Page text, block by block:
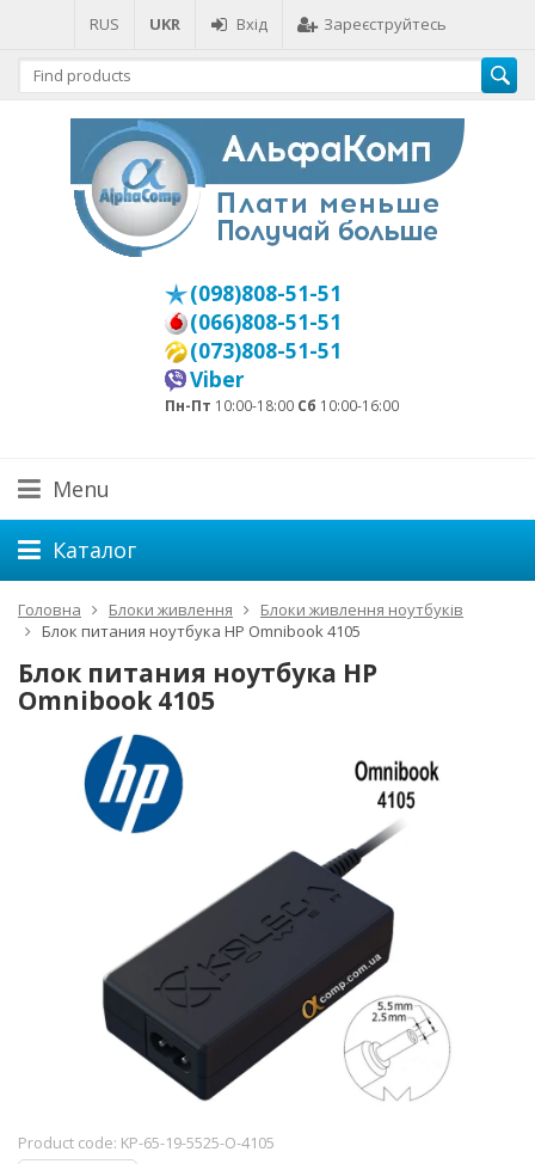
RUS UKR Вхід Зареєструйтесь
(098)808-51-51
(066)808-51-51
(073)808-51-51
Viber
Пн-Пт 10:00-18:00 Сб 10:00-16:00
Menu
Каталог
Головна Блоки живлення
Блоки живлення ноутбуків
Блок питания ноутбука HP Omnibook 4105
Блок питания ноутбука HP
Omnibook 4105
Product code: KP-65-19-5525-O-4105